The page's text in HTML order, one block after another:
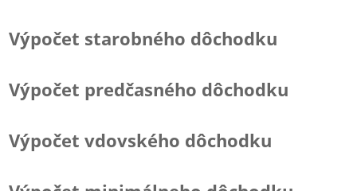
Výpočet starobného dôchodku
Výpočet predčasného dôchodku
Výpočet vdovského dôchodku